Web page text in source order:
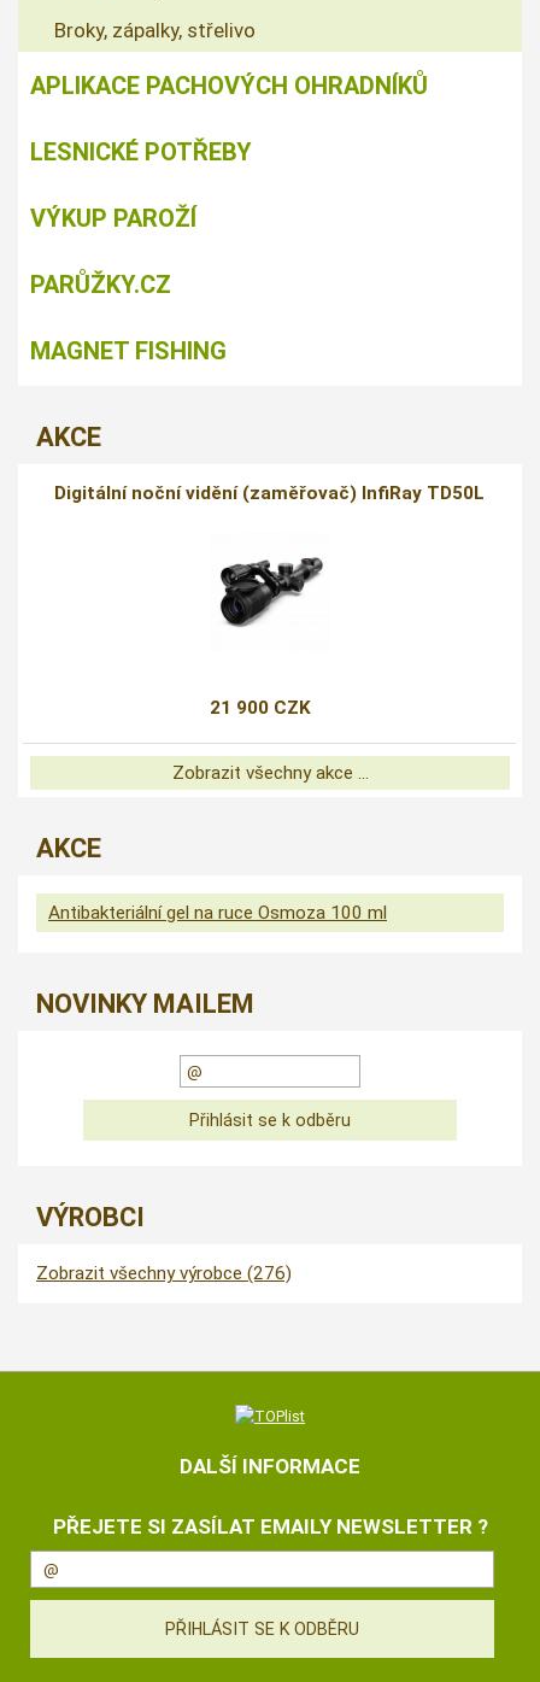
Broky, zápalky, střelivo
APLIKACE PACHOVÝCH OHRADNÍKŮ
LESNICKÉ POTŘEBY
VÝKUP PAROŽÍ
PARŮŽKY.CZ
MAGNET FISHING
AKCE
Digitální noční vidění (zaměřovač) InfiRay TD50L
21 900 CZK
Zobrazit všechny akce ...
AKCE
Antibakteriální gel na ruce Osmoza 100 ml
NOVINKY MAILEM
VÝROBCI
Zobrazit všechny výrobce (276)
DALŠÍ INFORMACE
PŘEJETE SI ZASÍLAT EMAILY NEWSLETTER ?